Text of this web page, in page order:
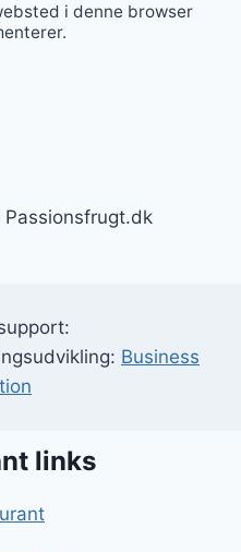
i denne browser
Business
links